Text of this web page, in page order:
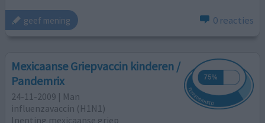
geef mening 0 reacties
Mexicaanse Griepvaccin kinderen /
Pandemrix
24-11-2009 | Man
influenzavaccin (H1N1)
Inenting mexicaanse griep